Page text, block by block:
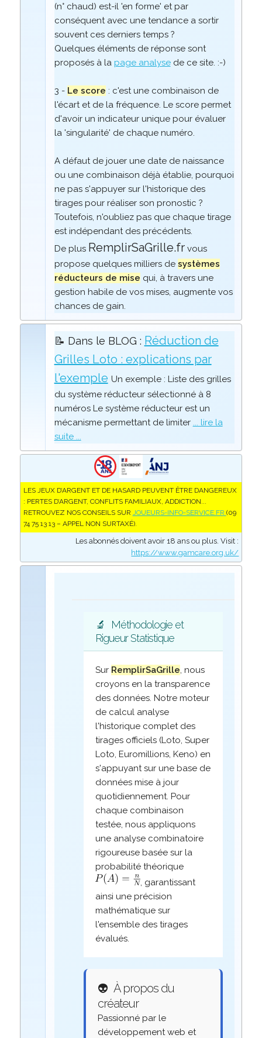
(n° chaud) est-il 'en forme' et par
conséquent avec une tendance a sortir
souvent ces derniers temps ?
Quelques éléments de réponse sont
proposés à la page analysede ce site. :-)
3 - Le score : c'est une combinaison de
l'écart et de la fréquence. Le score permet
d'avoir un indicateur unique pour évaluer
la 'singularité' de chaque numéro.
A défaut de jouer une date de naissance
ou une combinaison déjà établie, pourquoi
ne pas s'appuyer sur l'historique des
tirages pour réaliser son pronostic ?
Toutefois, n'oubliez pas que chaque tirage
est indépendant des précédents.
De plus RemplirSaGrille.frvous
propose quelques milliers de systèmes
réducteurs de mise qui, à travers une
gestion habile de vos mises, augmente vos
chances de gain.
📝 Dans le BLOG : Réduction de
Grilles Loto : explications par
l'exemple Un exemple : Liste des grilles
du système réducteur sélectionné à 8
numéros Le système réducteur est un
mécanisme permettant de limiter ... lire la
suite ...
LES JEUX D’ARGENT ET DE HASARD PEUVENT ÊTRE DANGEREUX
: PERTES D’ARGENT, CONFLITS FAMILIAUX, ADDICTION...
RETROUVEZ NOS CONSEILS SUR JOUEURS-INFO-SERVICE.FR (09
74 75 13 13 – APPEL NON SURTAXÉ).
Les abonnés doivent avoir 18 ans ou plus. Visit :
https://www.gamcare.org.uk/
🔬
Méthodologie et
Rigueur Statistique
Sur RemplirSaGrille, nous
croyons en la transparence
des données. Notre moteur
de calcul analyse
l'historique complet des
tirages officiels (Loto, Super
Loto, Euromillions, Keno) en
s'appuyant sur une base de
données mise à jour
quotidiennement. Pour
chaque combinaison
testée, nous appliquons
une analyse combinatoire
rigoureuse basée sur la
probabilité théorique
, garantissant
ainsi une précision
mathématique sur
l'ensemble des tirages
évalués.
👽 À propos du
créateur
Passionné par le
développement web et